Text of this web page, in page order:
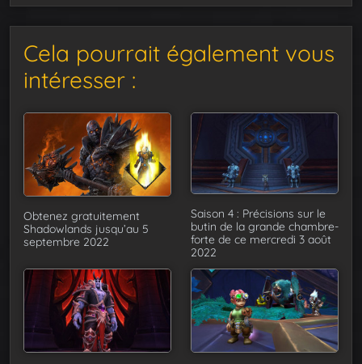
Cela pourrait également vous
intéresser :
Obtenez gratuitement
Shadowlands jusqu’au 5
septembre 2022
Saison 4 : Précisions sur le
butin de la grande chambre-
forte de ce mercredi 3 août
2022